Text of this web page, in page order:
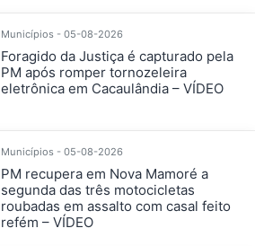
Municípios - 05-08-2026
Foragido da Justiça é capturado pela
PM após romper tornozeleira
eletrônica em Cacaulândia – VÍDEO
Municípios - 05-08-2026
PM recupera em Nova Mamoré a
segunda das três motocicletas
roubadas em assalto com casal feito
refém – VÍDEO